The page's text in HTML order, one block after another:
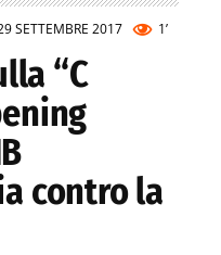
SETTEMBRE 2017 1’
“C
contro la